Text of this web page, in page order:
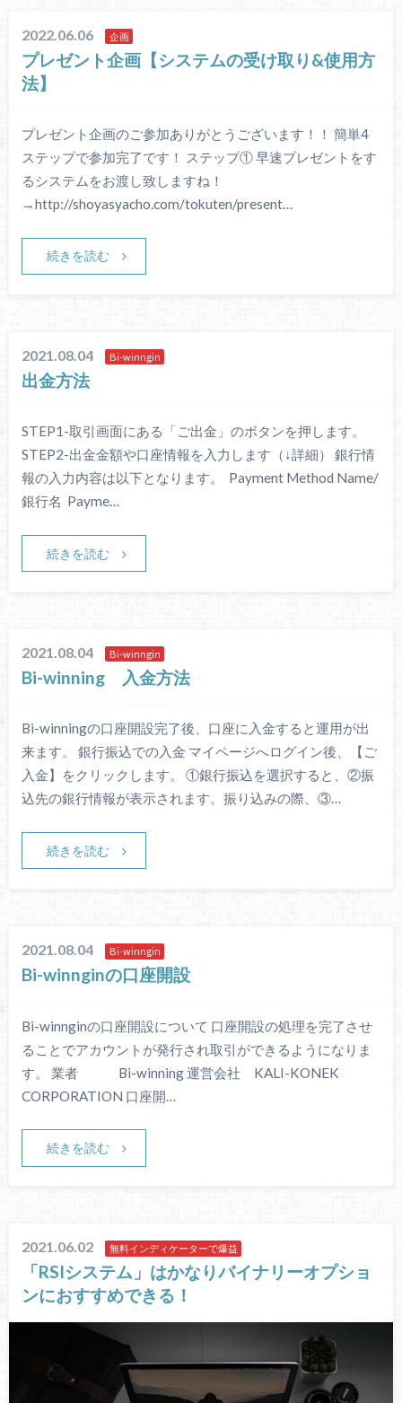
2022.06.06 企画
プレゼント企画【システムの受け取り&使用方
法】
プレゼント企画のご参加ありがとうございます！！ 簡単4
ステップで参加完了です！ ステップ① 早速プレゼントをす
るシステムをお渡し致しますね！
→http://shoyasyacho.com/tokuten/present…
続きを読む
2021.08.04 Bi-winngin
出金方法
​STEP1-取引画面にある「ご出金」のボタンを押します。 ​
STEP2-出金金額や口座情報を入力します（↓詳細） 銀行情
報の入力内容は以下となります。 ​ Payment Method Name/
銀行名 ​ Payme…
続きを読む
2021.08.04 Bi-winngin
​Bi-winning 入金方法
​Bi-winningの口座開設完了後、口座に入金すると運用が出
来ます。 銀行振込での入金 マイページへログイン後、【ご
入金】をクリックします。 ①銀行振込を選択すると、②振
込先の銀行情報が表示されます。振り込みの際、③…
続きを読む
2021.08.04 Bi-winngin
Bi-winnginの口座開設
Bi-winnginの口座開設について ​口座開設の処理を完了させ
ることでアカウントが発行され取引ができるようになりま
す。 業者 Bi-winning 運営会社 KALI-KONEK
CORPORATION ​口座開…
続きを読む
2021.06.02 無料インディケーターで爆益
「RSIシステム」はかなりバイナリーオプショ
ンにおすすめできる！